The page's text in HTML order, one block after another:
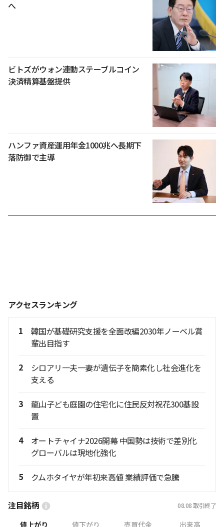
へ
ビトズがウォン連動ステーブルコイン
決済精算基盤提供
ハンファ資産運用年金1000兆へ長期下
落防御で主導
アクセスランキング
1
韓国が基礎研究支援を全面改編2030年ノーベル賞
輩出目指す
2
シロアリ一夫一妻が遺伝子を簡素化し社会進化を
支える
3
龍山子ども庭園の住宅化に住民反対祝花300基設
置
4
オートチャイナ2026開幕 中国勢は技術で差別化
グローバルは現地化強化
5 クムホタイヤが年初来高値 業績評価で急騰
注目銘柄 08.08 取引終了
値上がり 値下がり 売買代金 出来高